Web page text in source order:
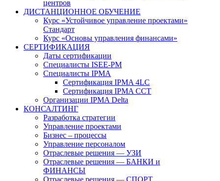
центров
ДИСТАНЦИОННОЕ ОБУЧЕНИЕ
Курс «Устойчивое управление проектами»
Стандарт
Курс «Основы управления финансами»
СЕРТИФИКАЦИЯ
Даты сертификации
Специалисты ISEE-PM
Специалисты IPMA
Сертификация IPMA 4LC
Сертификация IPMA CCT
Организации IPMA Delta
КОНСАЛТИНГ
Разработка стратегии
Управление проектами
Бизнес – процессы
Управление персоналом
Отраслевые решения — УЗИ
Отраслевые решения — БАНКИ и
ФИНАНСЫ
Отраслевые решения — СПОРТ